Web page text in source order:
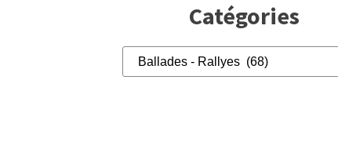
Catégories
Catégories